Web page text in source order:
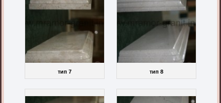
тип 7 тип 8